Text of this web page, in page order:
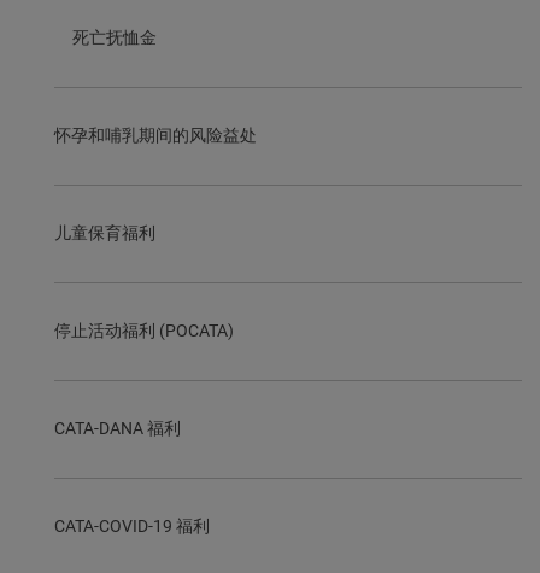
死亡抚恤金
怀孕和哺乳期间的风险益处
儿童保育福利
停止活动福利 (POCATA)
CATA-DANA 福利
CATA-COVID-19 福利